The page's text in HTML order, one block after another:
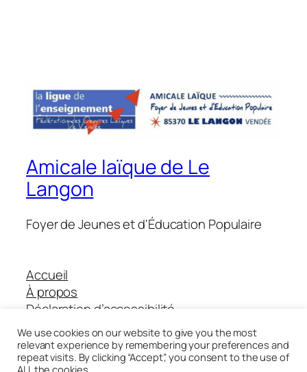
Amicale laïque de Le
Langon
Foyer de Jeunes et d'Éducation Populaire
Accueil
À propos
Déclaration d’accessibilité
Boutique Helloasso
We use cookies on our website to give you the most
relevant experience by remembering your preferences and
repeat visits. By clicking “Accept”, you consent to the use of
ALL the cookies.